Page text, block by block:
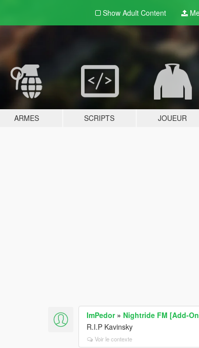
Show Adult Content
ARMES SCRIPTS JOUEUR
ImPedor» Nightride FM [Add-
R.I.P Kavinsky
Voir le contexte